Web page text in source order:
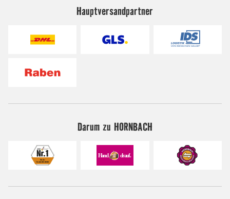
Hauptversandpartner
Darum zu HORNBACH